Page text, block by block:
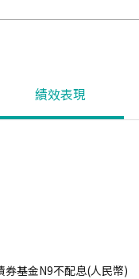
績效表現
券基金N9不配息(人民幣)